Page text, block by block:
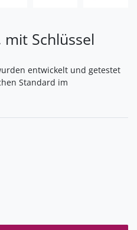
Schlüssel
wurden entwickelt und getestet
Standard im